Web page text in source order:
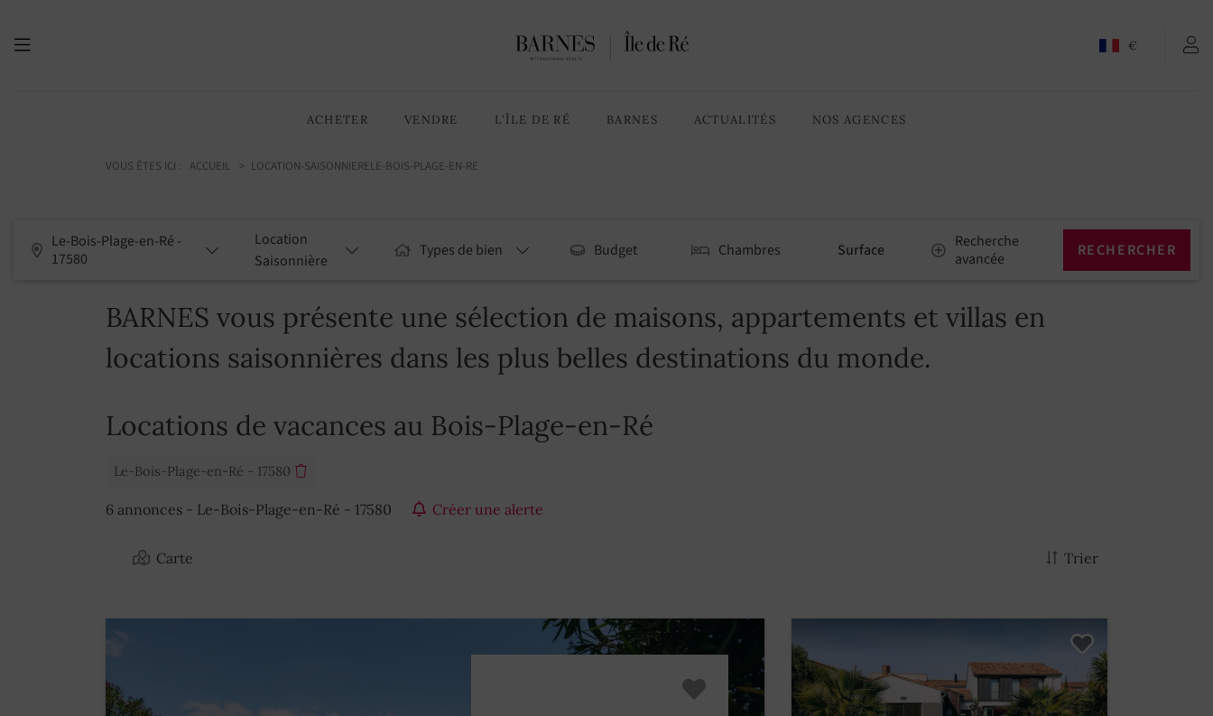
€
ACHETER VENDRE L'ÎLE DE RÉ BARNES ACTUALITÉS NOS AGENCES
VOUS ÊTES ICI : ACCUEIL LOCATION-SAISONNIERELE-BOIS-PLAGE-EN-RE
Le-Bois-Plage-en-Ré -
17580
Location
Saisonnière
Types de bien Budget Chambres Surface
Recherche
avancée
BARNES vous présente une sélection de maisons, appartements et villas en
locations saisonnières dans les plus belles destinations du monde.
Locations de vacances au Bois-Plage-en-Ré
Le-Bois-Plage-en-Ré - 17580
6 annonces - Le-Bois-Plage-en-Ré - 17580 Créer une alerte
Carte Trier